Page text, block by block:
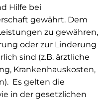
Hilfe bei
gewährt. Dem
zu gewähren,
oder zur Linderung
sind (z.B. ärztliche
Krankenhauskosten,
Es gelten die
in der gesetzlichen